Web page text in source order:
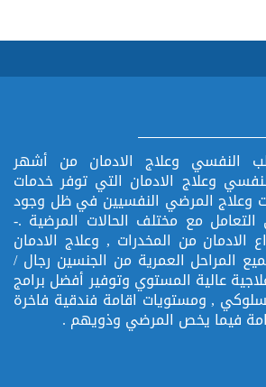
النفسي وعلاج الادمان من أشهر
وعلاج الادمان التي توفر خدمات
وعلاج المرضي النفسيين في ظل وجود
مع مختلف الحالات المرضية .-
الادمان من المخدرات , وعلاج الادمان
المراحل العمرية من الجنسين رجال /
عالية المستوي وتوفير أفضل برامج
, ومستويات اقامة فندقية فاخرة
فيما يخص المرضي وذويهم .